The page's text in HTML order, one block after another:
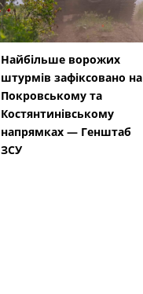
Найбільше ворожих
штурмів зафіксовано на
Покровському та
Костянтинівському
напрямках — Генштаб
ЗСУ